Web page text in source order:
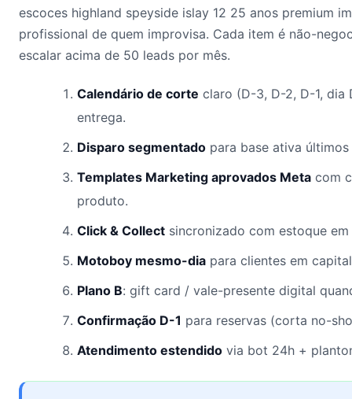
escoces highland speyside islay 12 25 anos premium
profissional de quem improvisa. Cada item é não-
escalar acima de 50 leads por mês.
Calendário de corte claro (D-3, D-2, D-1, dia
entrega.
Disparo segmentado para base ativa
Templates Marketing aprovados Meta com
produto.
Click & Collect sincronizado com estoque
Motoboy mesmo-dia para clientes em
Plano B: gift card / vale-presente digital
Confirmação D-1 para reservas (corta no-
Atendimento estendido via bot 24h +